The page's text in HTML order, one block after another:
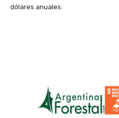
dólares anuales.